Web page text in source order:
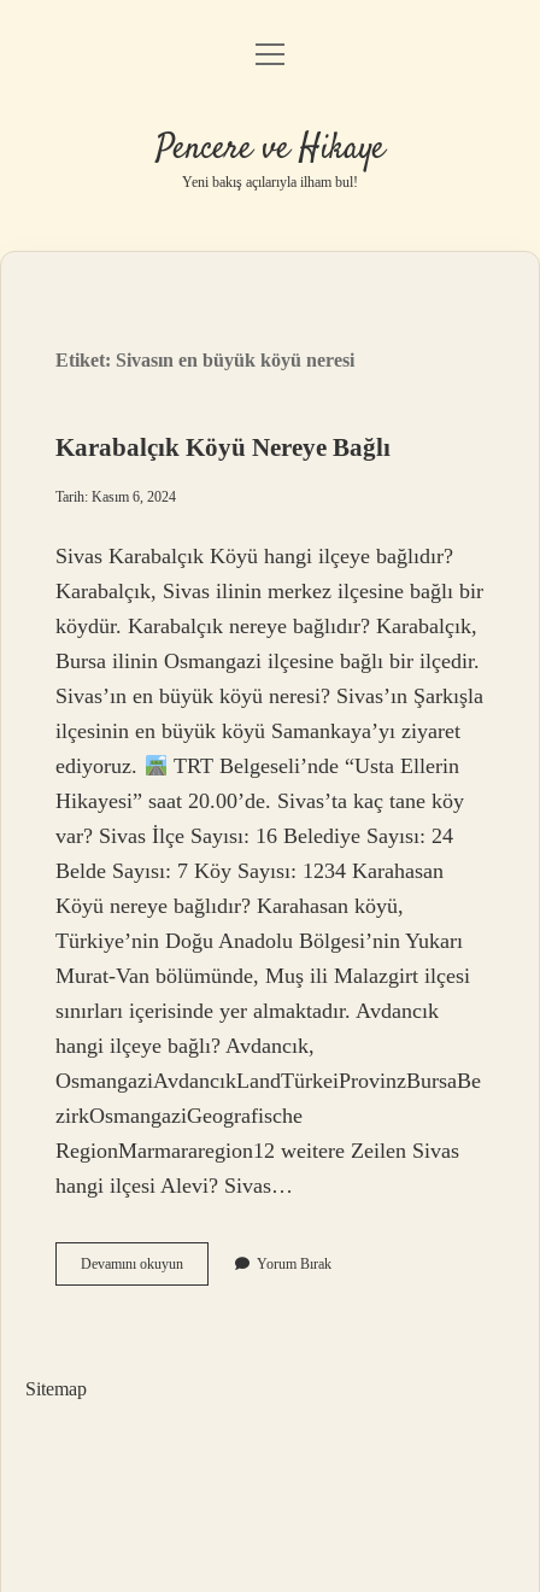
Anasayfa
Yasal Uyarı
menüyü
Pencere ve Hikaye
Yeni bakış açılarıyla ilham bul!
Etiket: Sivasın en büyük köyü neresi
Karabalçık Köyü Nereye Bağlı
Tarih: Kasım 6, 2024
Sivas Karabalçık Köyü hangi ilçeye bağlıdır?
Karabalçık, Sivas ilinin merkez ilçesine bağlı bir
köydür. Karabalçık nereye bağlıdır? Karabalçık,
Bursa ilinin Osmangazi ilçesine bağlı bir ilçedir.
Sivas’ın en büyük köyü neresi? Sivas’ın Şarkışla
ilçesinin en büyük köyü Samankaya’yı ziyaret
ediyoruz.
TRT Belgeseli’nde “Usta Ellerin
Hikayesi” saat 20.00’de. Sivas’ta kaç tane köy
var? Sivas İlçe Sayısı: 16 Belediye Sayısı: 24
Belde Sayısı: 7 Köy Sayısı: 1234 Karahasan
Köyü nereye bağlıdır? Karahasan köyü,
Türkiye’nin Doğu Anadolu Bölgesi’nin Yukarı
Murat-Van bölümünde, Muş ili Malazgirt ilçesi
sınırları içerisinde yer almaktadır. Avdancık
hangi ilçeye bağlı? Avdancık,
OsmangaziAvdancıkLandTürkeiProvinzBursaBe
zirkOsmangaziGeografische
RegionMarmararegion12 weitere Zeilen Sivas
hangi ilçesi Alevi? Sivas…
Devamını okuyunKarabalçık
Köyü
Yorum Bırak
Sitemap